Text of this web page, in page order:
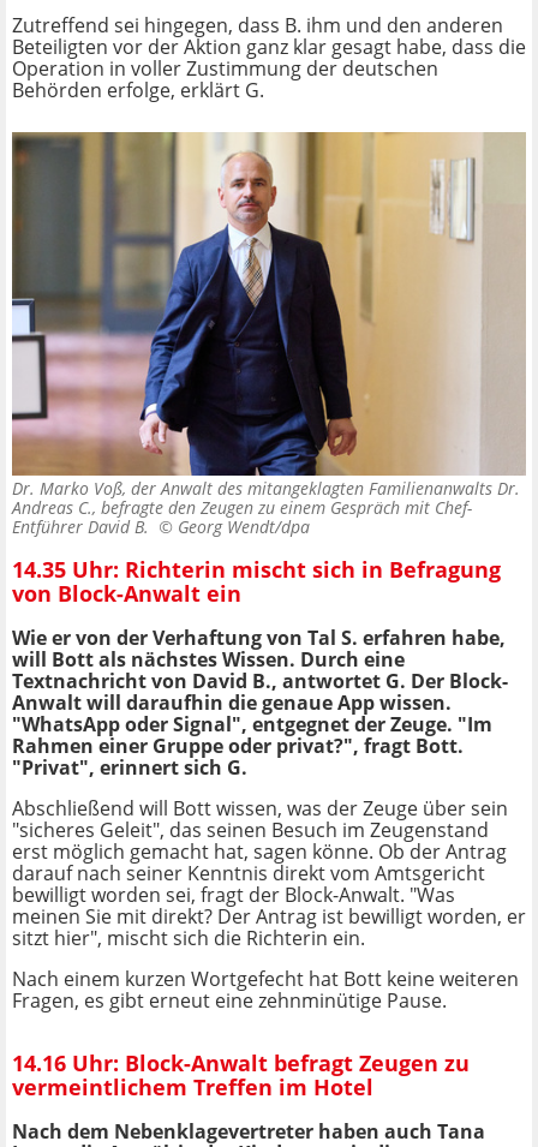
Zutreffend sei hingegen, dass B. ihm und den anderen
Beteiligten vor der Aktion ganz klar gesagt habe, dass die
Operation in voller Zustimmung der deutschen
Behörden erfolge, erklärt G.
Dr. Marko Voß, der Anwalt des mitangeklagten Familienanwalts Dr.
Andreas C., befragte den Zeugen zu einem Gespräch mit Chef-
Entführer David B. © Georg Wendt/dpa
14.35 Uhr: Richterin mischt sich in Befragung
von Block-Anwalt ein
Wie er von der Verhaftung von Tal S. erfahren habe,
will Bott als nächstes Wissen. Durch eine
Textnachricht von David B., antwortet G. Der Block-
Anwalt will daraufhin die genaue App wissen.
"WhatsApp oder Signal", entgegnet der Zeuge. "Im
Rahmen einer Gruppe oder privat?", fragt Bott.
"Privat", erinnert sich G.
Abschließend will Bott wissen, was der Zeuge über sein
"sicheres Geleit", das seinen Besuch im Zeugenstand
erst möglich gemacht hat, sagen könne. Ob der Antrag
darauf nach seiner Kenntnis direkt vom Amtsgericht
bewilligt worden sei, fragt der Block-Anwalt. "Was
meinen Sie mit direkt? Der Antrag ist bewilligt worden, er
sitzt hier", mischt sich die Richterin ein.
Nach einem kurzen Wortgefecht hat Bott keine weiteren
Fragen, es gibt erneut eine zehnminütige Pause.
14.16 Uhr: Block-Anwalt befragt Zeugen zu
vermeintlichem Treffen im Hotel
Nach dem Nebenklagevertreter haben auch Tana